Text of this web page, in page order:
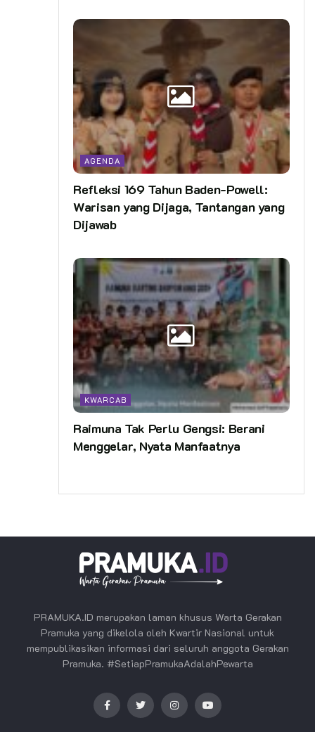
AGENDA
Refleksi 169 Tahun Baden-Powell:
Warisan yang Dijaga, Tantangan yang
Dijawab
KWARCAB
Raimuna Tak Perlu Gengsi: Berani
Menggelar, Nyata Manfaatnya
PRAMUKA.ID merupakan laman khusus Warta Gerakan
Pramuka yang dikelola oleh Kwartir Nasional untuk
mempublikasikan informasi dari seluruh anggota Gerakan
Pramuka. #SetiapPramukaAdalahPewarta